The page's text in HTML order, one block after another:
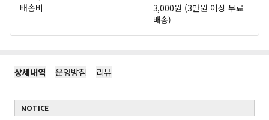
배송비
3,000원 (3만원 이상 무료
배송)
상세내역 운영방침 리뷰
NOTICE